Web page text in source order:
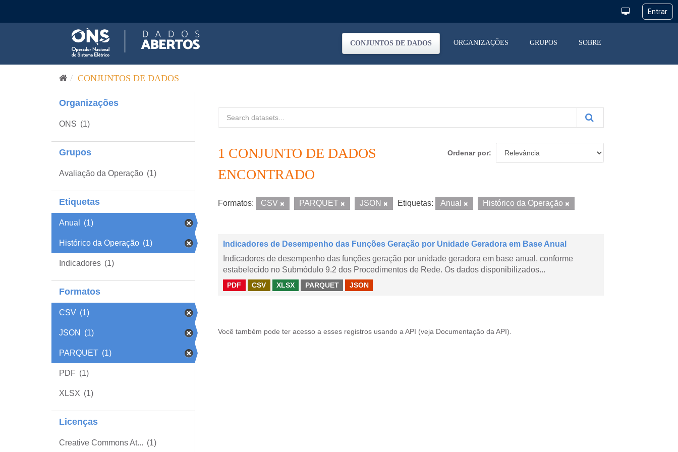
CONJUNTOS DE DADOS ORGANIZAÇÕES GRUPOS SOBRE
CONJUNTOS DE DADOS
Organizações
ONS (1)
Grupos
Avaliação da Operação (1)
Etiquetas
Anual (1)
Histórico da Operação (1)
Indicadores (1)
Formatos
CSV (1)
JSON (1)
PARQUET (1)
PDF (1)
XLSX (1)
Licenças
Creative Commons At... (1)
Ordenar por
1 CONJUNTO DE DADOS
ENCONTRADO
Formatos: CSV PARQUET JSON Etiquetas: Anual Histórico da Operação
Indicadores de Desempenho das Funções Geração por Unidade Geradora em Base Anual
Indicadores de desempenho das funções geração por unidade geradora em base anual, conforme
estabelecido no Submódulo 9.2 dos Procedimentos de Rede. Os dados disponibilizados...
PDF CSV XLSX PARQUET JSON
Você também pode ter acesso a esses registros usando a API (veja Documentação da API ).